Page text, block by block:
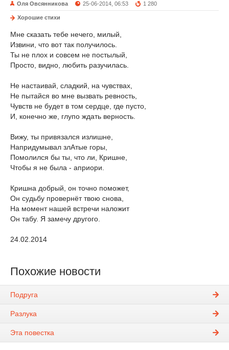
Оля Овсянникова 25-06-2014, 06:53 1 280
Хорошие стихи
Мне сказать тебе нечего, милый,
Извини, что вот так получилось.
Ты не плох и совсем не постылый,
Просто, видно, любить разучилась.
Не настаивай, сладкий, на чувствах,
Не пытайся во мне вызвать ревность,
Чувств не будет в том сердце, где пусто,
И, конечно же, глупо ждать верность.
Вижу, ты привязался излишне,
Напридумывал злАтые горы,
Помолился бы ты, что ли, Кришне,
Чтобы я не была - априори.
Кришна добрый, он точно поможет,
Он судьбу провернёт твою снова,
На момент нашей встречи наложит
Он табу. Я замечу другого.
24.02.2014
Похожие новости
Подруга
Разлука
Эта повестка